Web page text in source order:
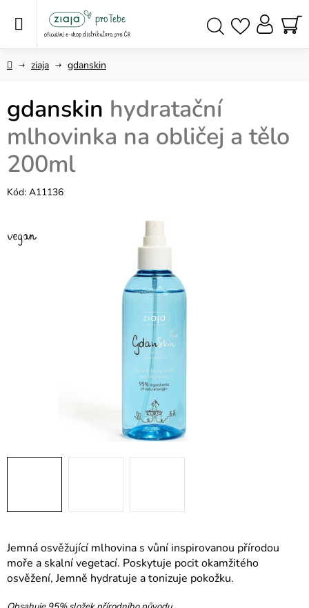
Domůziaja gdanskin
Jemná osvěžující mlhovina s vůní inspirovanou přírodou
moře a skalní vegetací. Poskytuje pocit okamžitého
osvěžení, Jemně hydratuje a tonizuje pokožku.
gdanskin hydratační
mlhovinka na obličej a tělo
200ml
Kód: A11136